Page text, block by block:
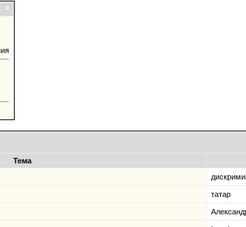
Тема
татар